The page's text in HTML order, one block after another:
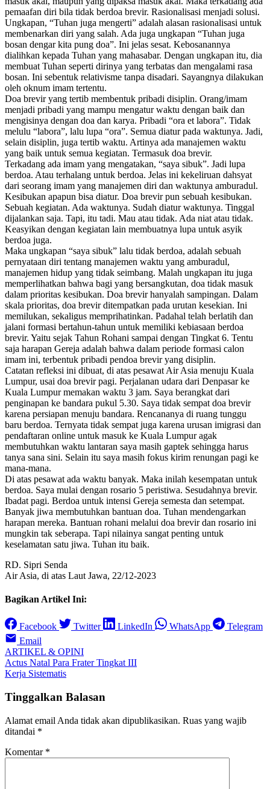
pemaafan diri bila tidak berdoa brevir. Rasionalisasi menjadi solusi.
Ungkapan, “Tuhan juga mengerti” adalah alasan rasionalisasi untuk
membenarkan diri yang salah. Ada juga ungkapan “Tuhan juga
bosan dengar kita pung doa”. Ini jelas sesat. Kebosanannya
dialihkan kepada Tuhan yang mahasabar. Dengan ungkapan itu, dia
membuat Tuhan seperti dirinya yang terbatas dan mengalami rasa
bosan. Ini sebentuk relativisme tanpa disadari. Sayangnya dilakukan
oleh oknum imam tertentu.
Doa brevir yang tertib membentuk pribadi disiplin. Orang/imam
menjadi pribadi yang mampu mengatur waktu dengan baik dan
mengisinya dengan doa dan karya. Pribadi “ora et labora”. Tidak
melulu “labora”, lalu lupa “ora”. Semua diatur pada waktunya. Jadi,
selain disiplin, juga tertib waktu. Artinya ada manajemen waktu
yang baik untuk semua kegiatan. Termasuk doa brevir.
Terkadang ada imam yang mengatakan, “saya sibuk”. Jadi lupa
berdoa. Atau terhalang untuk berdoa. Jelas ini kekeliruan dahsyat
dari seorang imam yang manajemen diri dan waktunya amburadul.
Kesibukan apapun bisa diatur. Doa brevir pun sebuah kesibukan.
Sebuah kegiatan. Ada waktunya. Sudah diatur waktunya. Tinggal
dijalankan saja. Tapi, itu tadi. Mau atau tidak. Ada niat atau tidak.
Keasyikan dengan kegiatan lain membuatnya lupa untuk asyik
berdoa juga.
Maka ungkapan “saya sibuk” lalu tidak berdoa, adalah sebuah
pernyataan diri tentang manajemen waktu yang amburadul,
manajemen hidup yang tidak seimbang. Malah ungkapan itu juga
memperlihatkan bahwa bagi yang bersangkutan, doa tidak masuk
dalam prioritas kesibukan. Doa brevir hanyalah sampingan. Dalam
skala prioritas, doa brevir ditempatkan pada urutan kesekian. Ini
memilukan, sekaligus memprihatinkan. Padahal telah berlatih dan
jalani formasi bertahun-tahun untuk memiliki kebiasaan berdoa
brevir. Yaitu sejak Tahun Rohani sampai dengan Tingkat 6. Tentu
saja harapan Gereja adalah bahwa dalam periode formasi calon
imam ini, terbentuk pribadi pendoa brevir yang disiplin.
Catatan refleksi ini dibuat, di atas pesawat Air Asia menuju Kuala
Lumpur, usai doa brevir pagi. Perjalanan udara dari Denpasar ke
Kuala Lumpur memakan waktu 3 jam. Saya berangkat dari
penginapan ke bandara pukul 5.30. Saya tidak sempat doa brevir
karena persiapan menuju bandara. Rencananya di ruang tunggu
baru berdoa. Ternyata tidak sempat juga karena urusan imigrasi dan
pendaftaran online untuk masuk ke Kuala Lumpur agak
membutuhkan waktu lantaran saya masih gaptek sehingga harus
tanya sana sini. Selain itu saya masih fokus kirim renungan pagi ke
mana-mana.
Di atas pesawat ada waktu banyak. Maka inilah kesempatan untuk
berdoa. Saya mulai dengan rosario 5 peristiwa. Sesudahnya brevir.
Ibadat pagi. Berdoa untuk intensi Gereja semesta dan setempat.
Banyak jiwa membutuhkan bantuan doa. Tuhan mendengarkan
harapan mereka. Bantuan rohani melalui doa brevir dan rosario ini
mungkin tak seberapa. Tapi nilainya sangat penting untuk
keselamatan satu jiwa. Tuhan itu baik.
RD. Sipri Senda
Air Asia, di atas Laut Jawa, 22/12-2023
Bagikan Artikel Ini:
Facebook Twitter LinkedIn WhatsApp
Telegram
Email
ARTIKEL & OPINI
Navigasi
pos
Actus Natal Para Frater Tingkat III
Kerja Sistematis
Tinggalkan Balasan
Alamat email Anda tidak akan dipublikasikan. Ruas yang wajib
ditandai *
Komentar *